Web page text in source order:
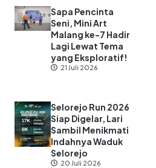
Sapa Pencinta
Seni, Mini Art
Malang ke-7 Hadir
Lagi Lewat Tema
yang Eksploratif!
21 Juli 2026
Selorejo Run 2026
Siap Digelar, Lari
Sambil Menikmati
Indahnya Waduk
Selorejo
20 Juli 2026